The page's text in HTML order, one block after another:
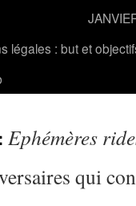
légales : but et
Ephémères
qui